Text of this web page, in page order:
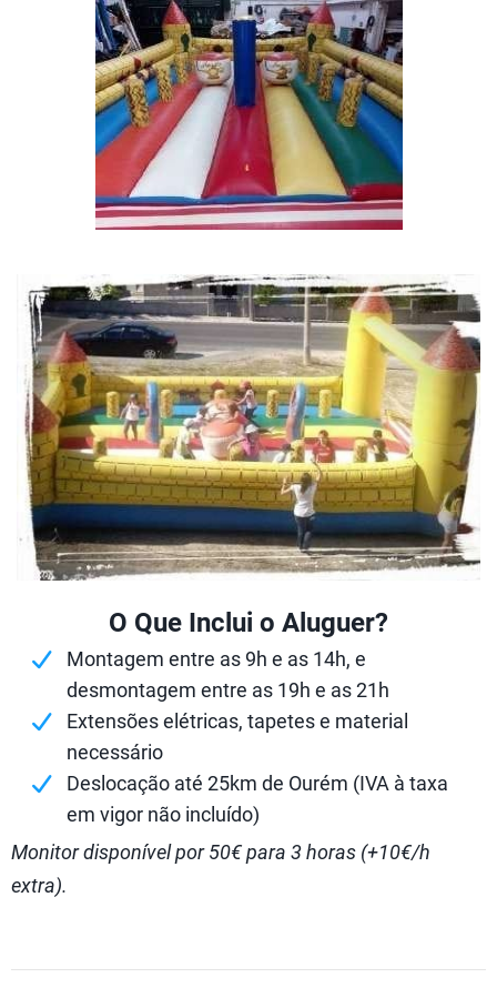
O Que Inclui o Aluguer?
Montagem entre as 9h e as 14h, e
desmontagem entre as 19h e as 21h
Extensões elétricas, tapetes e material
necessário
Deslocação até 25km de Ourém (IVA à taxa
em vigor não incluído)
Monitor disponível por 50€ para 3 horas (+10€/h
extra).